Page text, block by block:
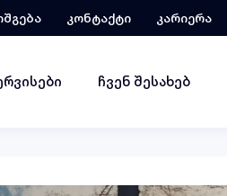
კონტაქტი კარიერა
ჩვენ შესახებ